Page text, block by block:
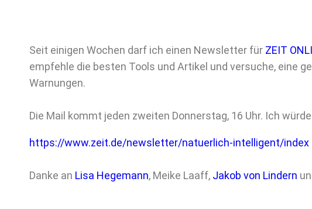
Seit einigen Wochen darf ich einen Newsletter für ZEIT
empfehle die besten Tools und Artikel und versuche, eine
Warnungen.
Die Mail kommt jeden zweiten Donnerstag, 16 Uhr. Ich
https://www.zeit.de/newsletter/natuerlich-intelligent/index
Danke an Lisa Hegemann, Meike Laaff, Jakob von Lindern